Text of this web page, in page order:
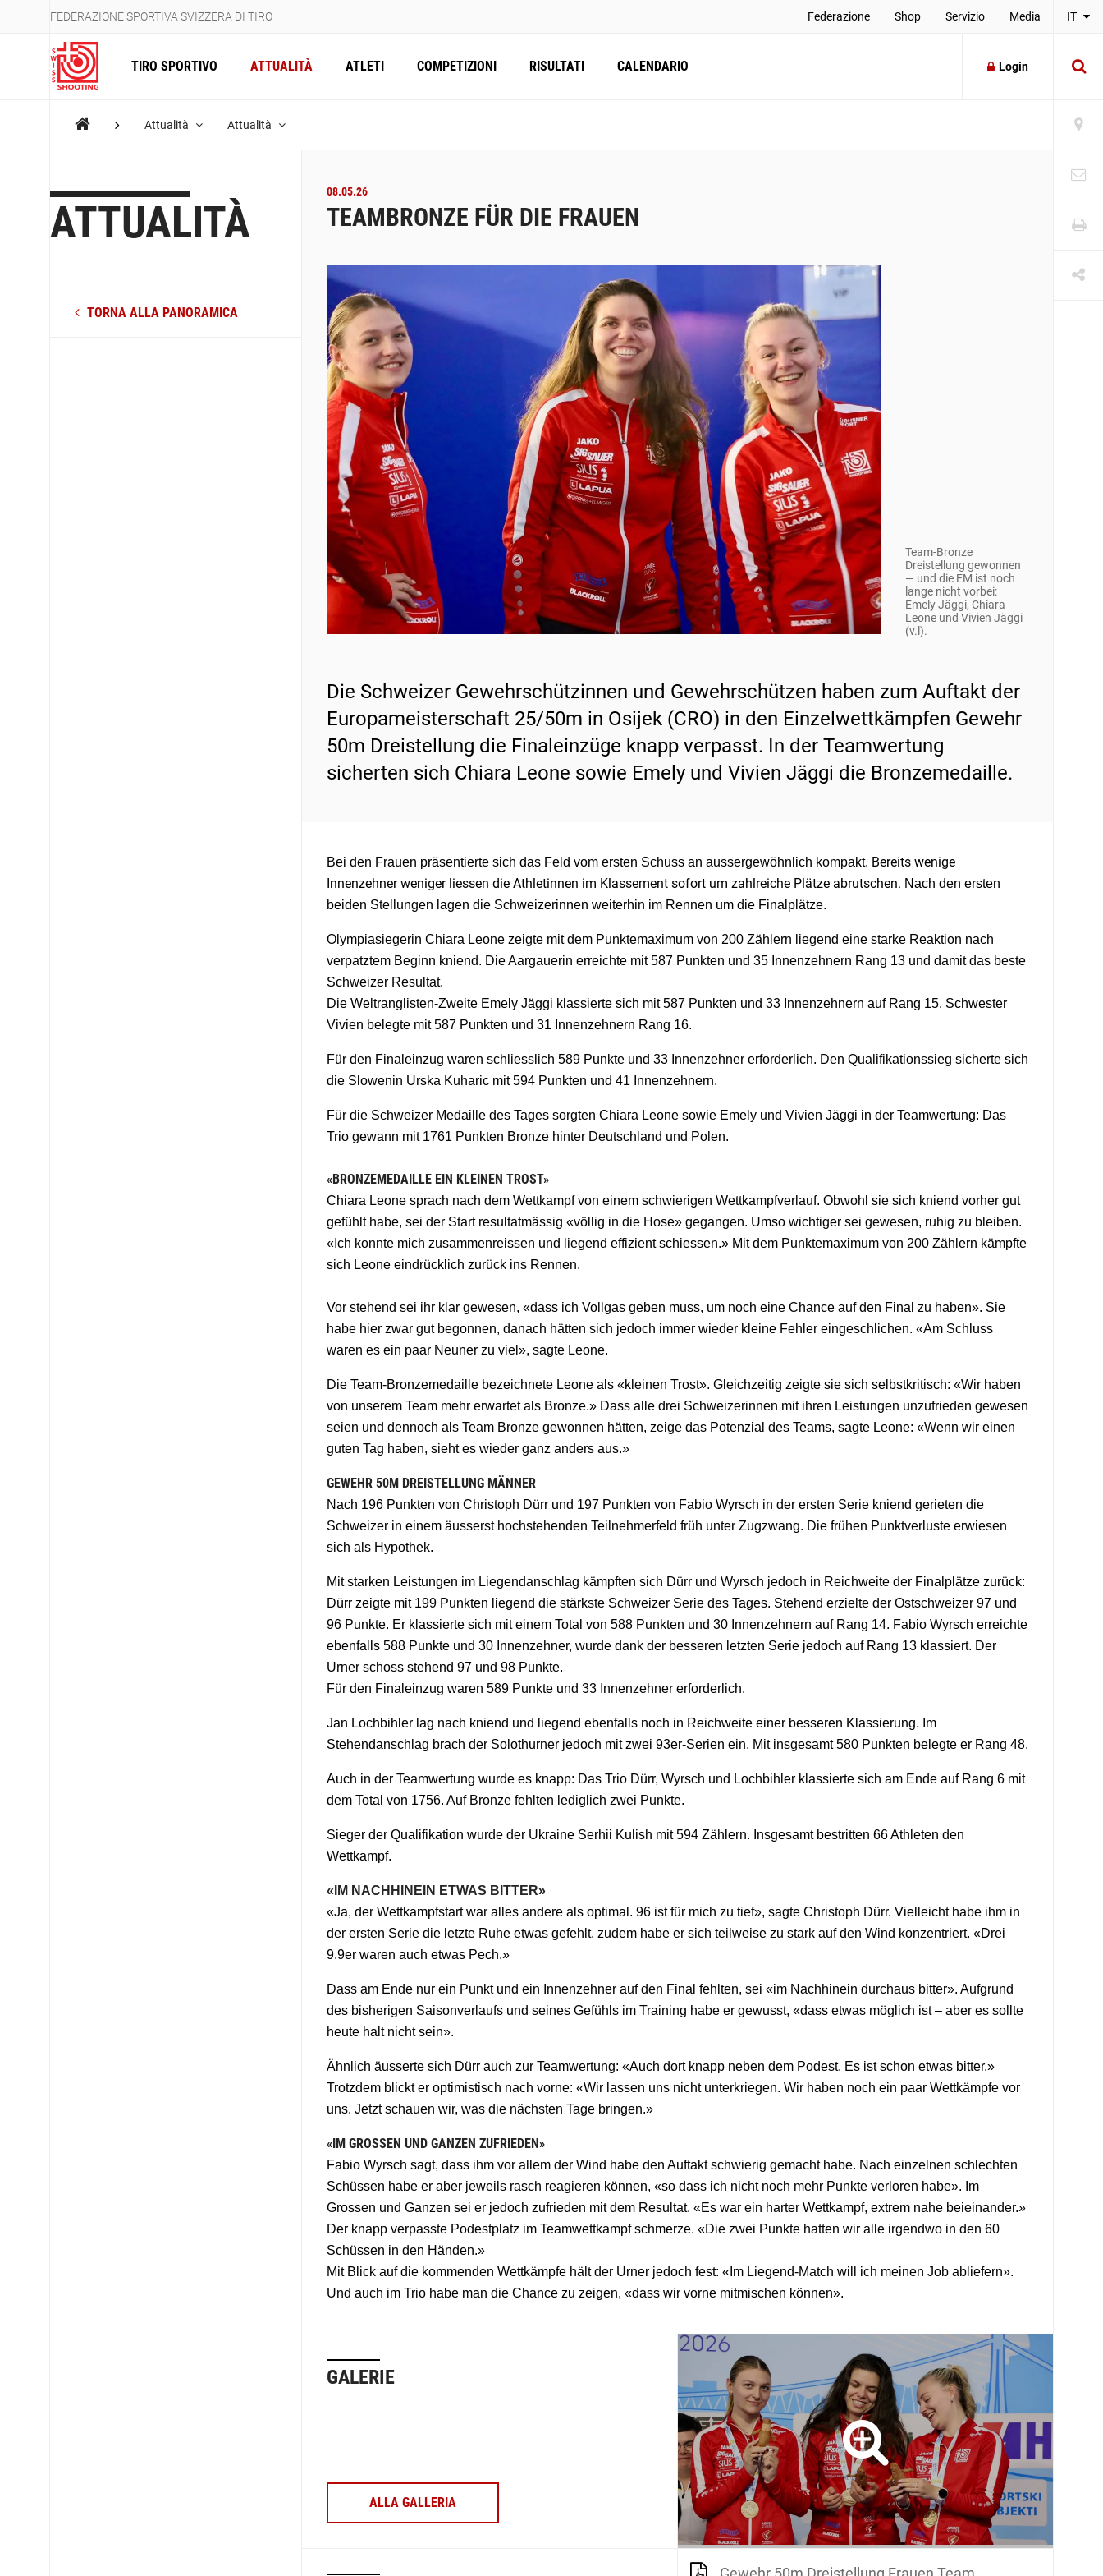
FEDERAZIONE SPORTIVA SVIZZERA DI TIRO Federazione Shop Servizio Media IT
TIRO SPORTIVO ATTUALITÀ ATLETI COMPETIZIONI RISULTATI CALENDARIO Login
Attualità Attualità
ATTUALITÀ
TORNA ALLA PANORAMICA
08.05.26
TEAMBRONZE FÜR DIE FRAUEN
Team-Bronze
Dreistellung gewonnen
— und die EM ist noch
lange nicht vorbei:
Emely Jäggi, Chiara
Leone und Vivien Jäggi
(v.l).
Die Schweizer Gewehrschützinnen und Gewehrschützen haben zum Auftakt der
Europameisterschaft 25/50m in Osijek (CRO) in den Einzelwettkämpfen Gewehr
50m Dreistellung die Finaleinzüge knapp verpasst. In der Teamwertung
sicherten sich Chiara Leone sowie Emely und Vivien Jäggi die Bronzemedaille.
Bei den Frauen präsentierte sich das Feld vom ersten Schuss an aussergewöhnlich kompakt. Bereits wenige
Innenzehner weniger liessen die Athletinnen im Klassement sofort um zahlreiche Plätze abrutschen. Nach den ersten
beiden Stellungen lagen die Schweizerinnen weiterhin im Rennen um die Finalplätze.
Olympiasiegerin Chiara Leone zeigte mit dem Punktemaximum von 200 Zählern liegend eine starke Reaktion nach
verpatztem Beginn kniend. Die Aargauerin erreichte mit 587 Punkten und 35 Innenzehnern Rang 13 und damit das beste
Schweizer Resultat.
Die Weltranglisten-Zweite Emely Jäggi klassierte sich mit 587 Punkten und 33 Innenzehnern auf Rang 15. Schwester
Vivien belegte mit 587 Punkten und 31 Innenzehnern Rang 16.
Für den Finaleinzug waren schliesslich 589 Punkte und 33 Innenzehner erforderlich. Den Qualifikationssieg sicherte sich
die Slowenin Urska Kuharic mit 594 Punkten und 41 Innenzehnern.
Für die Schweizer Medaille des Tages sorgten Chiara Leone sowie Emely und Vivien Jäggi in der Teamwertung: Das
Trio gewann mit 1761 Punkten Bronze hinter Deutschland und Polen.
«BRONZEMEDAILLE EIN KLEINEN TROST»
Chiara Leone sprach nach dem Wettkampf von einem schwierigen Wettkampfverlauf. Obwohl sie sich kniend vorher gut
gefühlt habe, sei der Start resultatmässig «völlig in die Hose» gegangen. Umso wichtiger sei gewesen, ruhig zu bleiben.
«Ich konnte mich zusammenreissen und liegend effizient schiessen.» Mit dem Punktemaximum von 200 Zählern kämpfte
sich Leone eindrücklich zurück ins Rennen.
Vor stehend sei ihr klar gewesen, «dass ich Vollgas geben muss, um noch eine Chance auf den Final zu haben». Sie
habe hier zwar gut begonnen, danach hätten sich jedoch immer wieder kleine Fehler eingeschlichen. «Am Schluss
waren es ein paar Neuner zu viel», sagte Leone.
Die Team-Bronzemedaille bezeichnete Leone als «kleinen Trost». Gleichzeitig zeigte sie sich selbstkritisch: «Wir haben
von unserem Team mehr erwartet als Bronze.» Dass alle drei Schweizerinnen mit ihren Leistungen unzufrieden gewesen
seien und dennoch als Team Bronze gewonnen hätten, zeige das Potenzial des Teams, sagte Leone: «Wenn wir einen
guten Tag haben, sieht es wieder ganz anders aus.»
GEWEHR 50M DREISTELLUNG MÄNNER
Nach 196 Punkten von Christoph Dürr und 197 Punkten von Fabio Wyrsch in der ersten Serie kniend gerieten die
Schweizer in einem äusserst hochstehenden Teilnehmerfeld früh unter Zugzwang. Die frühen Punktverluste erwiesen
sich als Hypothek.
Mit starken Leistungen im Liegendanschlag kämpften sich Dürr und Wyrsch jedoch in Reichweite der Finalplätze zurück:
Dürr zeigte mit 199 Punkten liegend die stärkste Schweizer Serie des Tages. Stehend erzielte der Ostschweizer 97 und
96 Punkte. Er klassierte sich mit einem Total von 588 Punkten und 30 Innenzehnern auf Rang 14. Fabio Wyrsch erreichte
ebenfalls 588 Punkte und 30 Innenzehner, wurde dank der besseren letzten Serie jedoch auf Rang 13 klassiert. Der
Urner schoss stehend 97 und 98 Punkte.
Für den Finaleinzug waren 589 Punkte und 33 Innenzehner erforderlich.
Jan Lochbihler lag nach kniend und liegend ebenfalls noch in Reichweite einer besseren Klassierung. Im
Stehendanschlag brach der Solothurner jedoch mit zwei 93er-Serien ein. Mit insgesamt 580 Punkten belegte er Rang 48.
Auch in der Teamwertung wurde es knapp: Das Trio Dürr, Wyrsch und Lochbihler klassierte sich am Ende auf Rang 6 mit
dem Total von 1756. Auf Bronze fehlten lediglich zwei Punkte.
Sieger der Qualifikation wurde der Ukraine Serhii Kulish mit 594 Zählern. Insgesamt bestritten 66 Athleten den
Wettkampf.
«IM NACHHINEIN ETWAS BITTER»
«Ja, der Wettkampfstart war alles andere als optimal. 96 ist für mich zu tief», sagte Christoph Dürr. Vielleicht habe ihm in
der ersten Serie die letzte Ruhe etwas gefehlt, zudem habe er sich teilweise zu stark auf den Wind konzentriert. «Drei
9.9er waren auch etwas Pech.»
Dass am Ende nur ein Punkt und ein Innenzehner auf den Final fehlten, sei «im Nachhinein durchaus bitter». Aufgrund
des bisherigen Saisonverlaufs und seines Gefühls im Training habe er gewusst, «dass etwas möglich ist – aber es sollte
heute halt nicht sein».
Ähnlich äusserte sich Dürr auch zur Teamwertung: «Auch dort knapp neben dem Podest. Es ist schon etwas bitter.»
Trotzdem blickt er optimistisch nach vorne: «Wir lassen uns nicht unterkriegen. Wir haben noch ein paar Wettkämpfe vor
uns. Jetzt schauen wir, was die nächsten Tage bringen.»
«IM GROSSEN UND GANZEN ZUFRIEDEN»
Fabio Wyrsch sagt, dass ihm vor allem der Wind habe den Auftakt schwierig gemacht habe. Nach einzelnen schlechten
Schüssen habe er aber jeweils rasch reagieren können, «so dass ich nicht noch mehr Punkte verloren habe». Im
Grossen und Ganzen sei er jedoch zufrieden mit dem Resultat. «Es war ein harter Wettkampf, extrem nahe beieinander.»
Der knapp verpasste Podestplatz im Teamwettkampf schmerze. «Die zwei Punkte hatten wir alle irgendwo in den 60
Schüssen in den Händen.»
Mit Blick auf die kommenden Wettkämpfe hält der Urner jedoch fest: «Im Liegend-Match will ich meinen Job abliefern».
Und auch im Trio habe man die Chance zu zeigen, «dass wir vorne mitmischen können».
GALERIE
ALLA GALLERIA